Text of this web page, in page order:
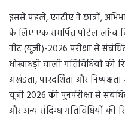
इससे पहले, एनटीए ने छात्रों,
के लिए एक समर्पित पोर्टल लॉन्च
नीट (यूजी)-2026 परीक्षा से
धोखाधड़ी वाली गतिविधियों की
अखंडता, पारदर्शिता और
यूजी 2026 की पुनर्परीक्षा से
और अन्य संदिग्ध गतिविधियों की